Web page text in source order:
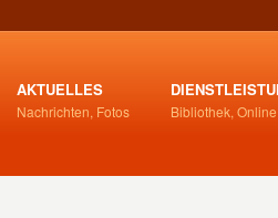
AKTUELLES
Nachrichten, Fotos Bibliothek, Online